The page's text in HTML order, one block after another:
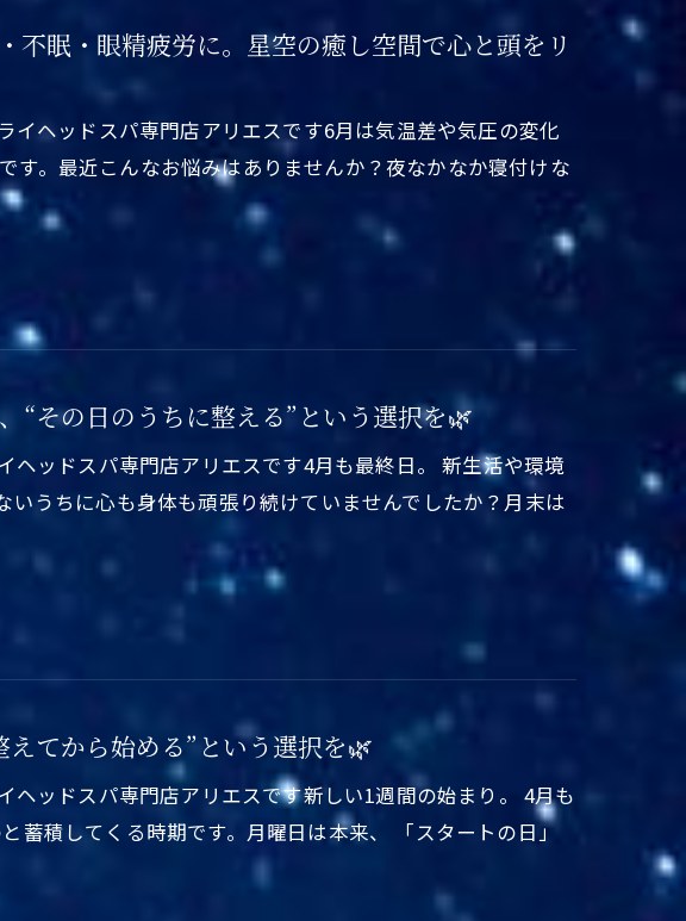
不眠・眼精疲労に。星空の癒し空間で心と頭をリ
イヘッドスパ専門店アリエスです6月は気温差や気圧の変化
す。最近こんなお悩みはありませんか？夜なかなか寝付けな
“その日のうちに整える”という選択を🌿
ヘッドスパ専門店アリエスです4月も最終日。 新生活や環境
いうちに心も身体も頑張り続けていませんでしたか？月末は
てから始める”という選択を🌿
ヘッドスパ専門店アリエスです新しい1週間の始まり。 4月も
蓄積してくる時期です。月曜日は本来、 「スタートの日」